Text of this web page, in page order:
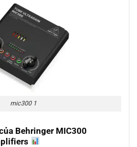
mic300 1
Behringer MIC300